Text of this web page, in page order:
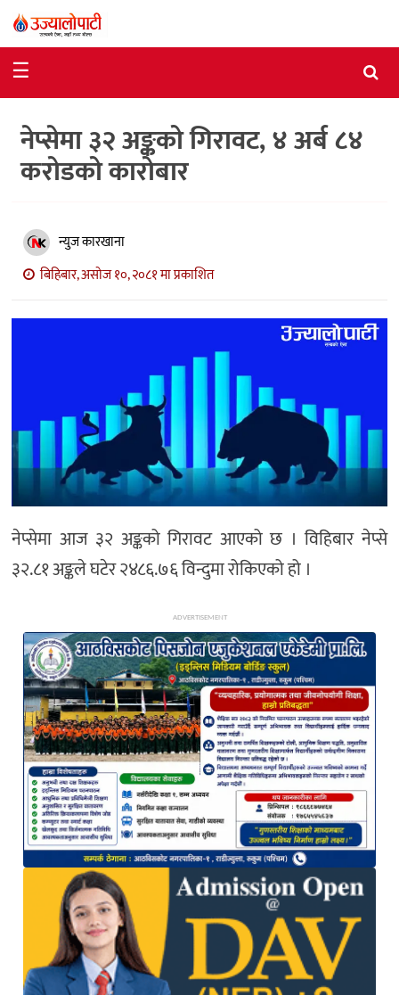
राजनीति
विशेष
आर्थिक
अन्तर्वार्ता
मनोरञ्जन
विज्ञान
अन्य
☰
नेप्सेमा ३२ अङ्कको गिरावट, ४ अर्ब ८४
करोडको कारोबार
न्युज कारखाना
बिहिबार, असोज १०, २०८१ मा प्रकाशित
नेप्सेमा आज ३२ अङ्कको गिरावट आएको छ । विहिबार नेप्से
३२.८१ अङ्कले घटेर २४८६.७६ विन्दुमा रोकिएको हो ।
ADVERTISEMENT